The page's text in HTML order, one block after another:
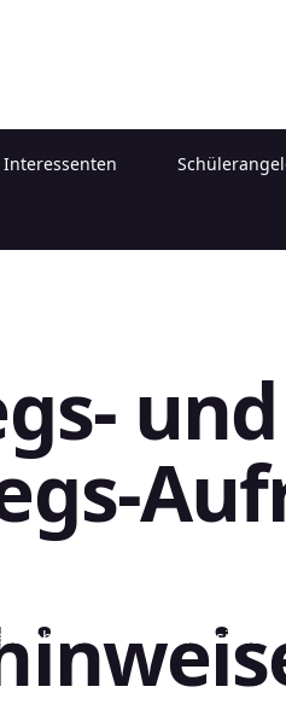
Unterrichtsinhalte
und